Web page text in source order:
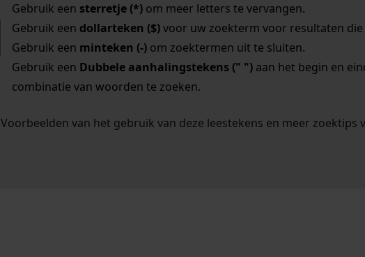
Gebruik een sterretje (*)om meer letters te vervangen.
Gebruik een dollarteken ($)voor uw zoekterm voor resultaten die
Gebruik een minteken (-)om zoektermen uit te sluiten.
Gebruik een Dubbele aanhalingstekens (" ")aan het begin en
combinatie van woorden te zoeken.
Voorbeelden van het gebruik van deze leestekens en meer zoektips